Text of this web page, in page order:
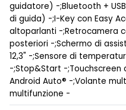
guidatore) -;Bluetooth +
di guida) -;I-Key con Easy
altoparlanti -;Retrocamera
posteriori -;Schermo di
12,3" -;Sensore di
-;Stop&Start -;Touchscreen
Android Auto® -;Volante
multifunzione -